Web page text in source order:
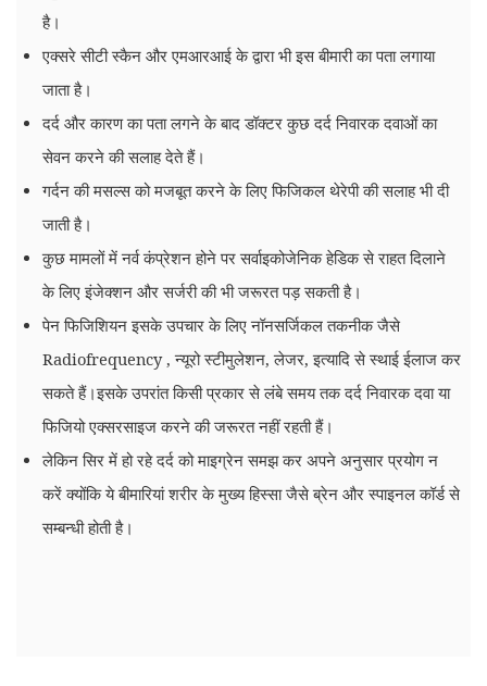
है।
एक्सरे सीटी स्कैन और एमआरआई के द्वारा भी इस बीमारी का पता लगाया
जाता है।
दर्द और कारण का पता लगने के बाद डॉक्टर कुछ दर्द निवारक दवाओं का
सेवन करने की सलाह देते हैं।
गर्दन की मसल्स को मजबूत करने के लिए फिजिकल थेरेपी की सलाह भी दी
जाती है।
कुछ मामलों में नर्व कंप्रेशन होने पर सर्वाइकोजेनिक हेडिक से राहत दिलाने
के लिए इंजेक्शन और सर्जरी की भी जरूरत पड़ सकती है।
पेन फिजिशियन इसके उपचार के लिए नॉनसर्जिकल तकनीक जैसे
Radiofrequency , न्यूरो स्टीमुलेशन, लेजर, इत्यादि से स्थाई ईलाज कर
सकते हैं।इसके उपरांत किसी प्रकार से लंबे समय तक दर्द निवारक दवा या
फिजियो एक्सरसाइज करने की जरूरत नहीं रहती हैं।
लेकिन सिर में हो रहे दर्द को माइग्रेन समझ कर अपने अनुसार प्रयोग न
करें क्योंकि ये बीमारियां शरीर के मुख्य हिस्सा जैसे ब्रेन और स्पाइनल कॉर्ड से
सम्बन्धी होती है।